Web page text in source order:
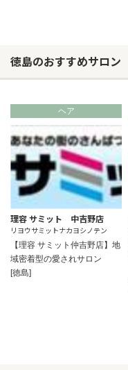
徳島のおすすめサロン
ヘア
理容 サミット 中吉野店
リヨウサミットナカヨシノテン
【理容 サミット仲吉野店】地
域密着型の愛されサロン
[徳島]